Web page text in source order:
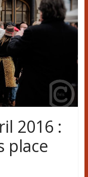
2016 :
place